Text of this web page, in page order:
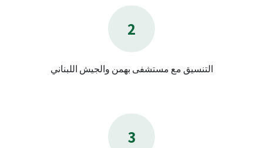
2
التنسيق مع مستشفى بهمن والجيش اللبناني
3